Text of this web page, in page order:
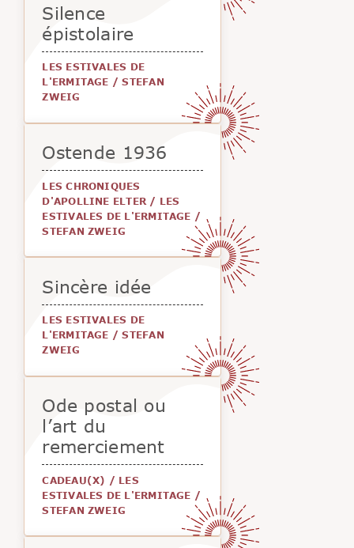
Silence
épistolaire
LES ESTIVALES DE
L'ERMITAGE /STEFAN
ZWEIG
Ostende 1936
LES CHRONIQUES
D'APOLLINE ELTER / LES
ESTIVALES DE L'ERMITAGE /
STEFAN ZWEIG
Sincère idée
LES ESTIVALES DE
L'ERMITAGE /STEFAN
ZWEIG
Ode postal ou
l’art du
remerciement
CADEAU(X) / LES
ESTIVALES DE L'ERMITAGE /
STEFAN ZWEIG